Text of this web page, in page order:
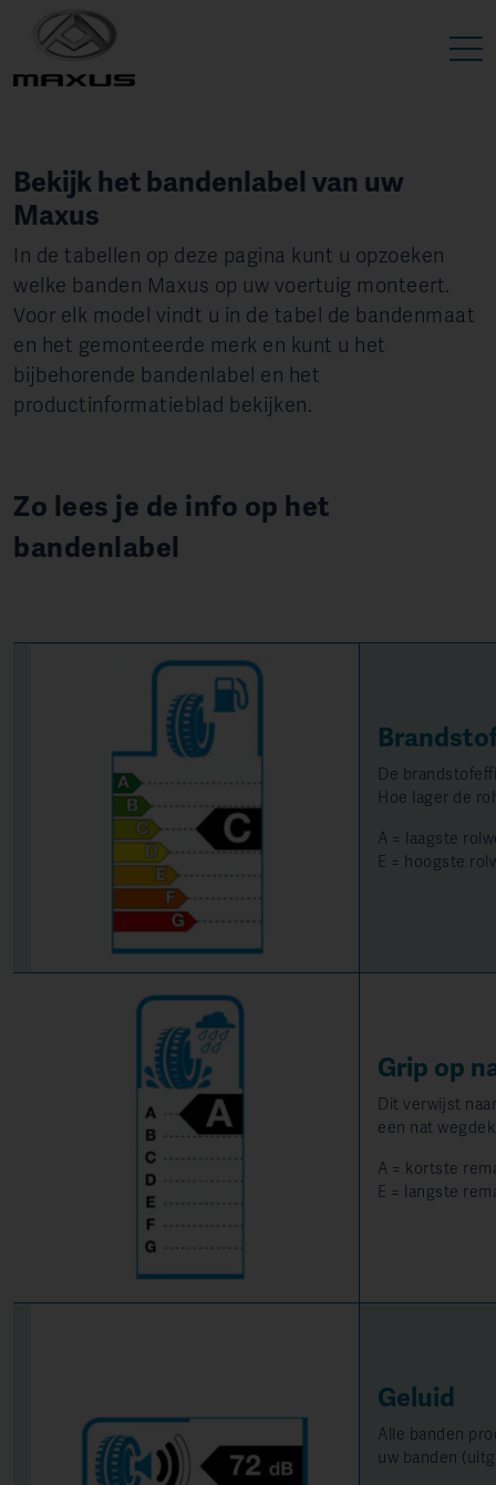
Bekijk het bandenlabel van uw
Maxus
In de tabellen op deze pagina kunt u opzoeken
welke banden Maxus op uw voertuig monteert.
Voor elk model vindt u in de tabel de bandenmaat
en het gemonteerde merk en kunt u het
bijbehorende bandenlabel en het
productinformatieblad bekijken.
Zo lees je de info op het
bandenlabel
De
Hoe lager de
A = laagste
E = hoogste
Grip op
Dit verwijst
een nat
A = kortste
E = langste
Geluid
Alle banden
uw banden